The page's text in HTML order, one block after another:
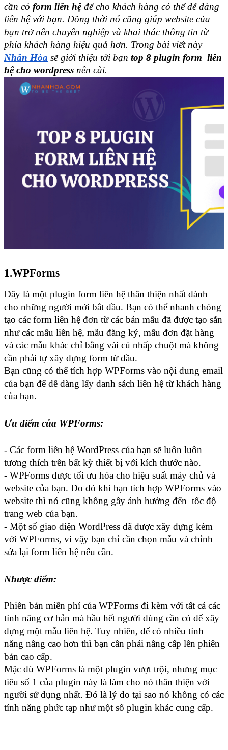
cần có form liên hệ để cho khách hàng có thể dễ dàng
liên hệ với bạn. Đồng thời nó cũng giúp website của
bạn trở nên chuyên nghiệp và khai thác thông tin từ
phía khách hàng hiệu quả hơn. Trong bài viết này
Nhân Hòa sẽ giới thiệu tới bạn top 8 plugin form  liên
hệ cho wordpress nên cài.
1.WPForms
Đây là một plugin form liên hệ thân thiện nhất dành
cho những người mới bắt đầu. Bạn có thể nhanh chóng
tạo các form liên hệ đơn từ các bản mẫu đã được tạo sẵn
như các mẫu liên hệ, mẫu đăng ký, mẫu đơn đặt hàng
và các mẫu khác chỉ bằng vài cú nhấp chuột mà không
cần phải tự xây dựng form từ đầu.
Bạn cũng có thể tích hợp WPForms vào nội dung email
của bạn để dễ dàng lấy danh sách liên hệ từ khách hàng
của bạn.
Ưu điểm của WPForms:
- Các form liên hệ WordPress của bạn sẽ luôn luôn
tương thích trên bất kỳ thiết bị với kích thước nào.
- WPForms được tối ưu hóa cho hiệu suất máy chủ và
website của bạn. Do đó khi bạn tích hợp WPForms vào
website thì nó cũng không gây ảnh hưởng đến  tốc độ
trang web của bạn.
- Một số giao diện WordPress đã được xây dựng kèm
với WPForms, vì vậy bạn chỉ cần chọn mẫu và chỉnh
sửa lại form liên hệ nếu cần.
Nhược điểm:
Phiên bản miễn phí của WPForms đi kèm với tất cả các
tính năng cơ bản mà hầu hết người dùng cần có để xây
dựng một mẫu liên hệ. Tuy nhiên, để có nhiều tính
năng nâng cao hơn thì bạn cần phải nâng cấp lên phiên
bản cao cấp.
Mặc dù WPForms là một plugin vượt trội, nhưng mục
tiêu số 1 của plugin này là làm cho nó thân thiện với
người sử dụng nhất. Đó là lý do tại sao nó không có các
tính năng phức tạp như một số plugin khác cung cấp.